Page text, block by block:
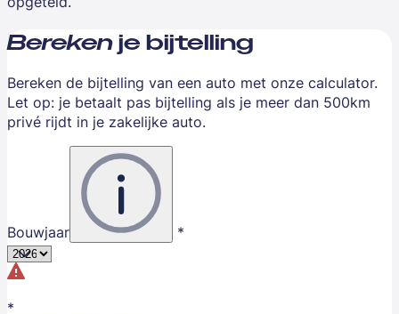
Bereken je bijtelling
Bereken de bijtelling van een auto met onze calculator.
Let op: je betaalt pas bijtelling als je meer dan 500km
privé rijdt in je zakelijke auto.
Bouwjaar